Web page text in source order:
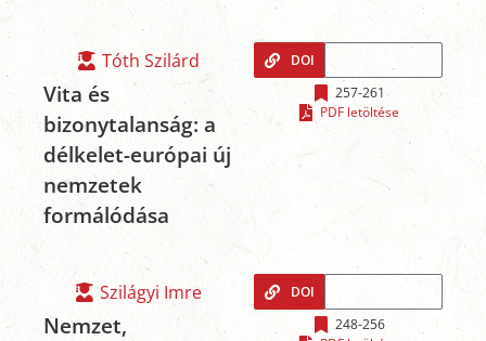
Tóth Szilárd
Vita és
bizonytalanság: a
délkelet-európai új
nemzetek
formálódása
DOI
257-261
PDF letöltése
Szilágyi Imre
Nemzet,
DOI
248-256